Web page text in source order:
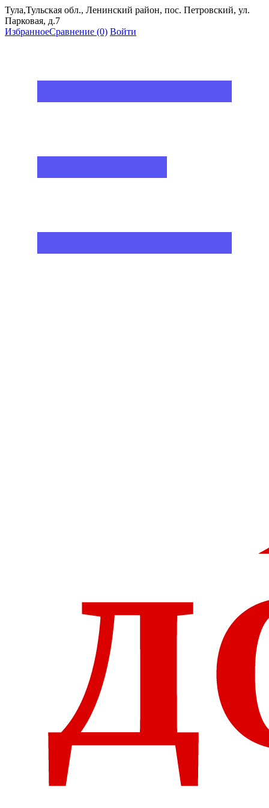
Тула,Тульская обл., Ленинский район, пос. Петровский, ул.
Парковая, д.7
ИзбранноеСравнение (0) Войти